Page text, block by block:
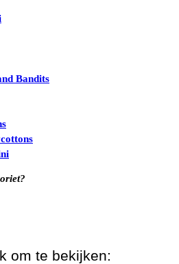
Bandits
om te bekijken: